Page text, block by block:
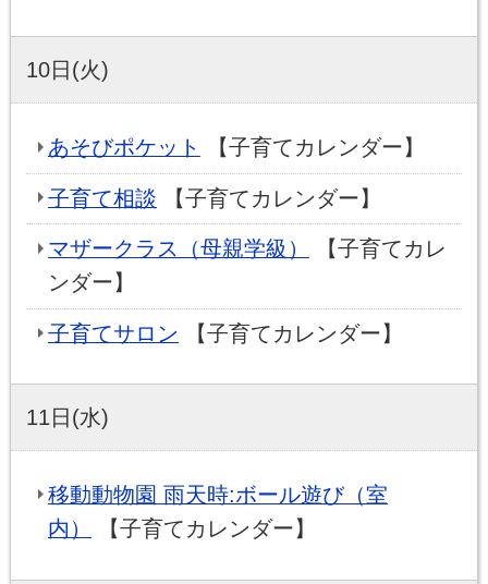
10日(火)
あそびポケット 【子育てカレンダー】
子育て相談 【子育てカレンダー】
マザークラス（母親学級）
【子育てカレ
ンダー】
子育てサロン 【子育てカレンダー】
11日(水)
移動動物園 雨天時:ボール遊び（室
内）
【子育てカレンダー】